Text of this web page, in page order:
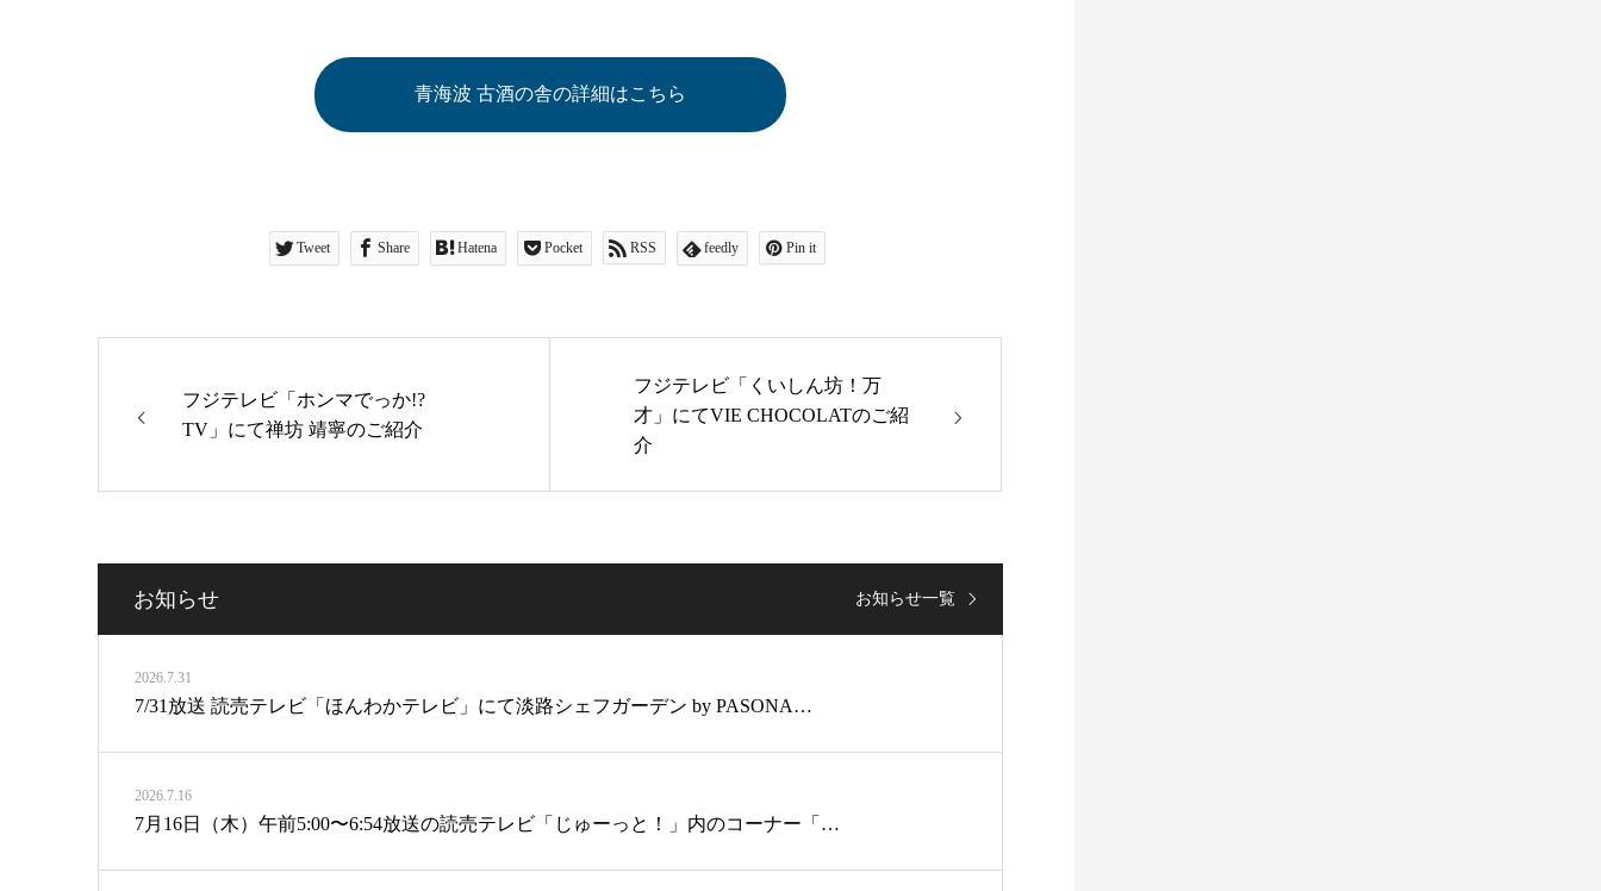
青海波 古酒の舎の詳細はこちら
Tweet Share Hatena Pocket RSS feedly Pin it
フジテレビ「ホンマでっか!?
TV」にて禅坊 靖寧のご紹介
フジテレビ「くいしん坊！万
才」にてVIE CHOCOLATのご紹
介
お知らせ
2026.7.31
7/31放送 読売テレビ「ほんわかテレビ」にて淡路シェフガーデン by PASONA…
2026.7.16
7月16日（木）午前5:00〜6:54放送の読売テレビ「じゅーっと！」内のコーナー「…
お知らせ一覧